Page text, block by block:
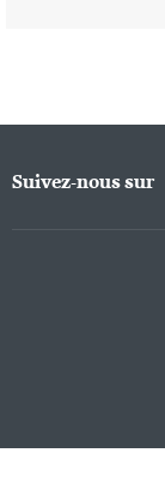
Suivez-nous sur